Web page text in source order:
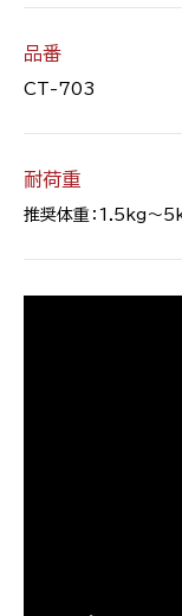
品番
CT-703
耐荷重
推奨体重：1.5kg〜